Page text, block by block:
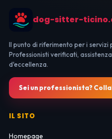
dog-sitter-
Il punto di riferimento per i servizi
Professionisti verificati,
d'eccellenza.
Sei un professionista?
IL SITO
Homepage